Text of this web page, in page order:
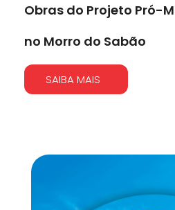
Obras do Projeto Pró-
no Morro do Sabão
SAIBA MAIS